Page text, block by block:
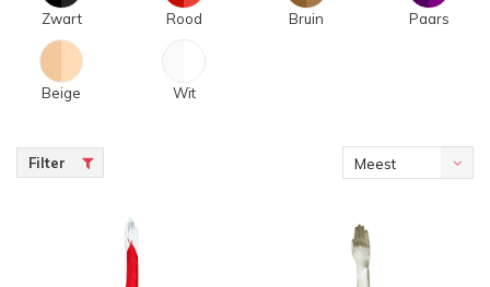
Zwart Rood Bruin Paars
Beige Wit
Filter
Meest